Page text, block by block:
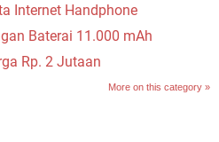
Internet Handphone
Baterai 11.000 mAh
Rp. 2 Jutaan
More on this category »